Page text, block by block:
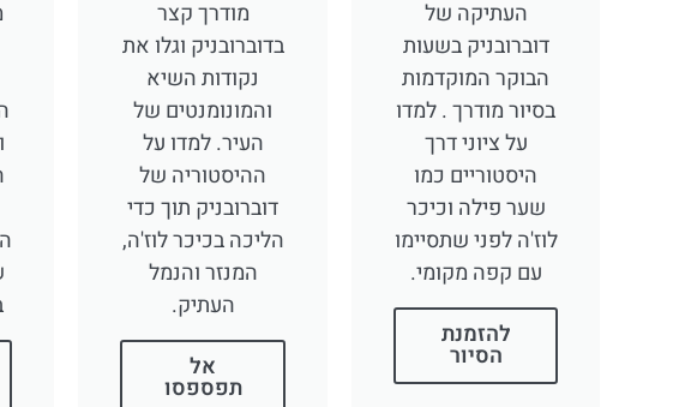
העתיקה של
דוברובניק בשעות
הבוקר המוקדמות
בסיור מודרך . למדו
על ציוני דרך
היסטוריים כמו
שער פילה וכיכר
לוז'ה לפני שתסיימו
עם קפה מקומי.
להזמנת
הסיור
מודרך קצר
בדוברובניק וגלו את
נקודות השיא
והמונומנטים של
העיר. למדו על
ההיסטוריה של
דוברובניק תוך כדי
הליכה בכיכר לוז'ה,
המנזר והנמל
העתיק.
אל
תפספסו